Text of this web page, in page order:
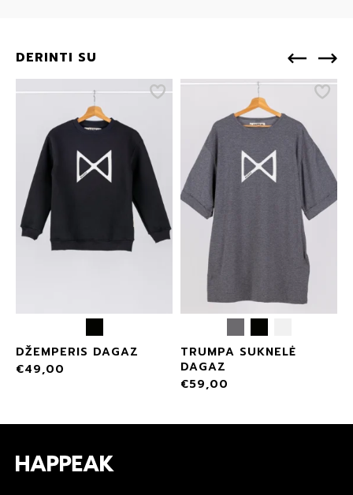
DERINTI SU
DŽEMPERIS DAGAZ
€49,00
TRUMPA SUKNELĖ
DAGAZ
€59,00